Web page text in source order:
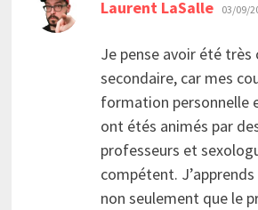
Laurent LaSalle 03/09/
Je pense avoir été très
secondaire, car mes
formation personnelle
ont étés animés par
professeurs et
compétent. J’apprends
non seulement que le